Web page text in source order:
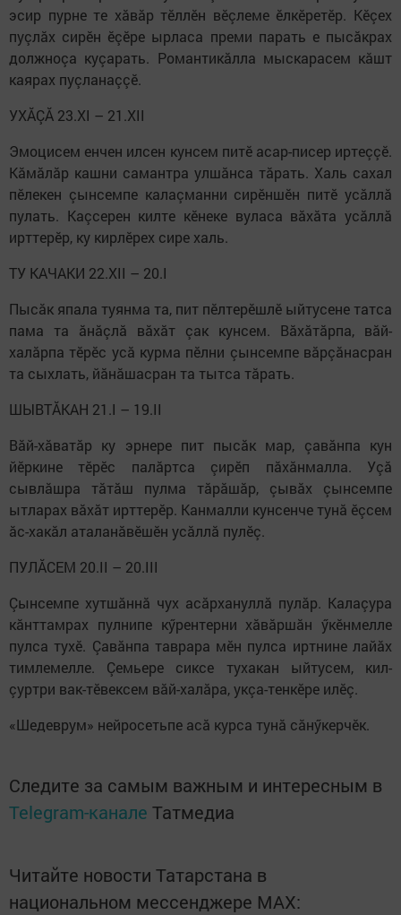
эсир пурне те хăвăр тӗллӗн вӗçлеме ӗлкӗретӗр. Кӗçех
пуçлăх сирӗн ӗçӗре ырласа преми парать е пысăкрах
должноçа куçарать. Романтикăлла мыскарасем кăшт
каярах пуçланаççӗ.
УХĂÇĂ 23.XI – 21.XII
Эмоцисем енчен илсен кунсем питӗ асар-писер иртеççӗ.
Кăмăлăр кашни самантра улшăнса тăрать. Халь сахал
пӗлекен çынсемпе калаçманни сирӗншӗн питӗ усăллă
пулать. Каçсерен килте кӗнеке вуласа вăхăта усăллă
ирттерӗр, ку кирлӗрех сире халь.
ТУ КАЧАКИ 22.XII – 20.I
Пысăк япала туянма та, пит пӗлтерӗшлӗ ыйтусене татса
пама та ăнăçлă вăхăт çак кунсем. Вăхăтăрпа, вăй-
халăрпа тӗрӗс усă курма пӗлни çынсемпе вăрçăнасран
та сыхлать, йăнăшасран та тытса тăрать.
ШЫВТĂКАН 21.I – 19.II
Вăй-хăватăр ку эрнере пит пысăк мар, çавăнпа кун
йӗркине тӗрӗс палăртса çирӗп пăхăнмалла. Уçă
сывлăшра тăтăш пулма тăрăшăр, çывăх çынсемпе
ытларах вăхăт ирттерӗр. Канмалли кунсенче тунă ӗçсем
ăс-хакăл аталанăвӗшӗн усăллă пулӗç.
ПУЛĂСЕМ 20.II – 20.III
Çынсемпе хутшăннă чух асăрхануллă пулăр. Калаçура
кăнттамрах пулнипе кӳрентерни хăвăршăн ӳкӗнмелле
пулса тухӗ. Çавăнпа таврара мӗн пулса иртнине лайăх
тимлемелле. Çемьере сиксе тухакан ыйтусем, кил-
çуртри вак-тӗвексем вăй-халăра, укçа-тенкӗре илӗç.
«Шедеврум» нейросетьпе асă курса тунă сăнӳкерчӗк.
Следите за самым важным и интересным в
Telegram-канале Татмедиа
Читайте новости Татарстана в
национальном мессенджере MАХ: